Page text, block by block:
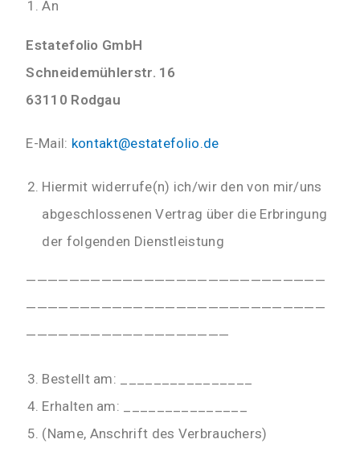
An
Estatefolio GmbH
Schneidemühlerstr. 16
63110 Rodgau
E-Mail: kontakt@estatefolio.de
Hiermit widerrufe(n) ich/wir den von mir/uns
abgeschlossenen Vertrag über die Erbringung
der folgenden Dienstleistung
————————————————————————————
————————————————————————————
———————————————————
Bestellt am: ________________
Erhalten am: _______________
(Name, Anschrift des Verbrauchers)